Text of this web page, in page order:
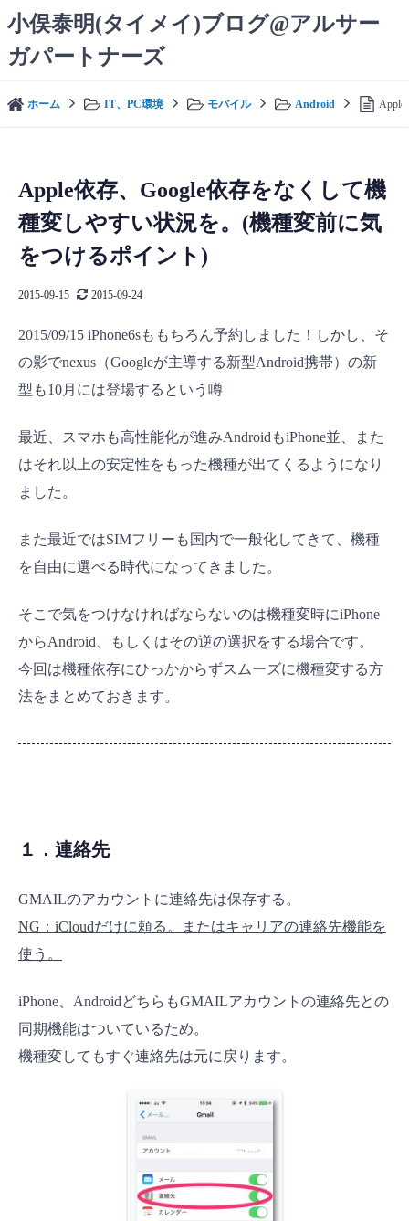
ン
テ
ツ
小俣泰明(タイメイ)ブログ@アルサー
ガパートナーズ
ホーム IT、PC環境 モバイル Android Apple
Apple依存、Google依存をなくして機
種変しやすい状況を。(機種変前に気
をつけるポイント)
2015-09-15 2015-09-24
2015/09/15 iPhone6sももちろん予約しました！しかし、そ
の影でnexus（Googleが主導する新型Android携帯）の新
型も10月には登場するという噂
最近、スマホも高性能化が進みAndroidもiPhone並、また
はそれ以上の安定性をもった機種が出てくるようになり
ました。
また最近ではSIMフリーも国内で一般化してきて、機種
を自由に選べる時代になってきました。
そこで気をつけなければならないのは機種変時にiPhone
からAndroid、もしくはその逆の選択をする場合です。
今回は機種依存にひっかからずスムーズに機種変する方
法をまとめておきます。
１．連絡先
GMAILのアカウントに連絡先は保存する。
NG：iCloudだけに頼る。またはキャリアの連絡先機能を
使う。
iPhone、AndroidどちらもGMAILアカウントの連絡先との
同期機能はついているため。
機種変してもすぐ連絡先は元に戻ります。